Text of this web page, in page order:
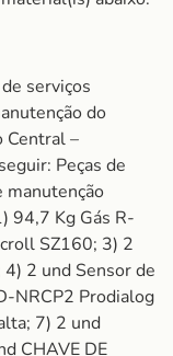
serviços
do
Central –
Peças de
manutenção
94,7 Kg Gás R-
SZ160; 3) 2
2 und Sensor de
NRCP2 Prodialog
7) 2 und
CHAVE DE